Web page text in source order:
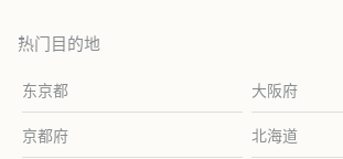
热门目的地
东京都 大阪府
京都府 北海道